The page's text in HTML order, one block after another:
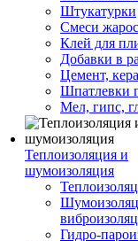
Штукатурки
Смеси
Клей для
Добавки в
Цемент,
Шпатлевки
Мел, гипс,
Теплоизоляция и
шумоизоляция
Гидро-